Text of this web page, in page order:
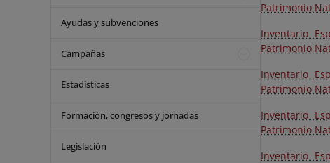
Ayudas y subvenciones
Campañas
Estadísticas
Formación, congresos y jornadas
Legislación
Patrimonio
Inventario
Patrimonio
Inventario
Patrimonio
Inventario
Patrimonio
Inventario